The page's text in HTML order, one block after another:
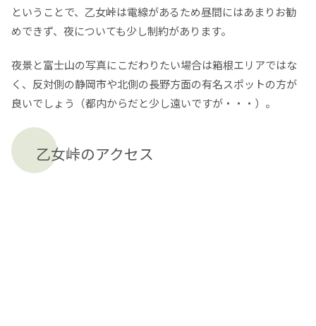
ということで、乙女峠は電線があるため昼間にはあまりお勧
めできず、夜についても少し制約があります。
夜景と富士山の写真にこだわりたい場合は箱根エリアではな
く、反対側の静岡市や北側の長野方面の有名スポットの方が
良いでしょう（都内からだと少し遠いですが・・・）。
乙女峠のアクセス